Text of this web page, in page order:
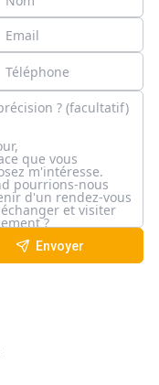
Envoyer